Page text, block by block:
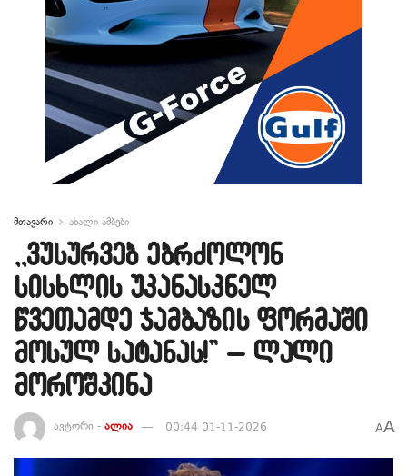
მთავარი ახალი ამბები
,,ვუსურვებ ებრძოლონ
სისხლის უკანასკნელ
წვეთამდე ჯამბაზის ფორმაში
მოსულ სატანას!” – ლალი
მოროშკინა
ავტორი - ალია 00:44 01-11-2026 AA